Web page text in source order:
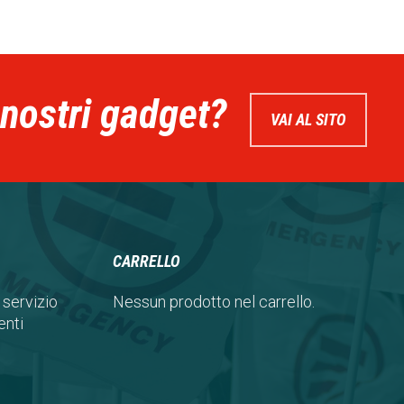
gadget? VAI AL SITO
CARRELLO
Nessun prodotto nel carrello.